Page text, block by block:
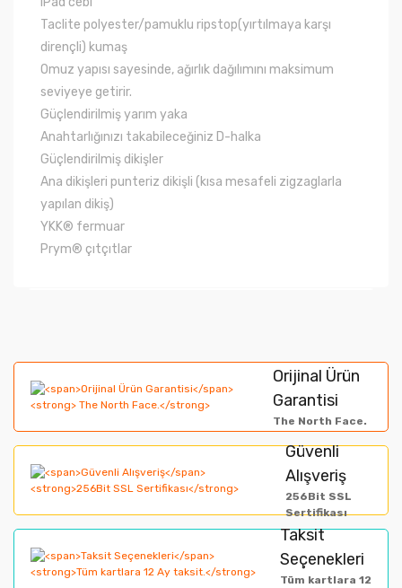
Taclite polyester/pamuklu ripstop(yırtılmaya karşı
dirençli) kumaş
Omuz yapısı sayesinde, ağırlık dağılımını maksimum
seviyeye getirir.
Güçlendirilmiş yarım yaka
Anahtarlığınızı takabileceğiniz D-halka
Güçlendirilmiş dikişler
Ana dikişleri punteriz dikişli (kısa mesafeli zigzaglarla
yapılan dikiş)
YKK® fermuar
Prym® çıtçıtlar
Yorum Yaz
formunu kullanarak tarafımıza iletebilirsiniz.
Görüş ve önerileriniz için teşekkür ederiz.
Ürün resmi kalitesiz, bozuk veya görüntülenemiyor.
Ürün açıklamasında eksik bilgiler bulunuyor.
Bu ürüne benzer farklı alternatifler olmalı.
Orijinal Ürün
Garantisi
The North Face.
Güvenli
Alışveriş
256Bit SSL
Sertifikası
Taksit
Seçenekleri
Tüm kartlara 12